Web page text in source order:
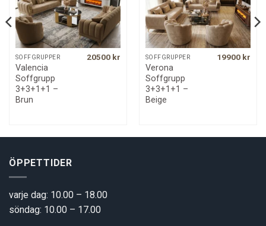
SOFFGRUPPER
Valencia
Soffgrupp
3+3+1+1 –
Brun
20500 kr SOFFGRUPPER
Verona
Soffgrupp
3+3+1+1 –
Beige
19900 kr
kr.
ÖPPETTIDER
varje dag: 10.00 – 18.00
söndag: 10.00 – 17.00